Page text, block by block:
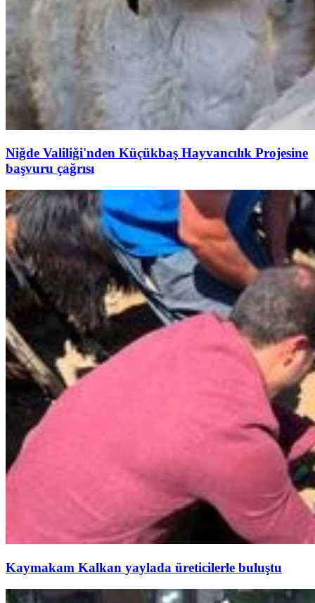
Niğde Valiliği'nden Küçükbaş Hayvancılık Projesine
başvuru çağrısı
Kaymakam Kalkan yaylada üreticilerle buluştu